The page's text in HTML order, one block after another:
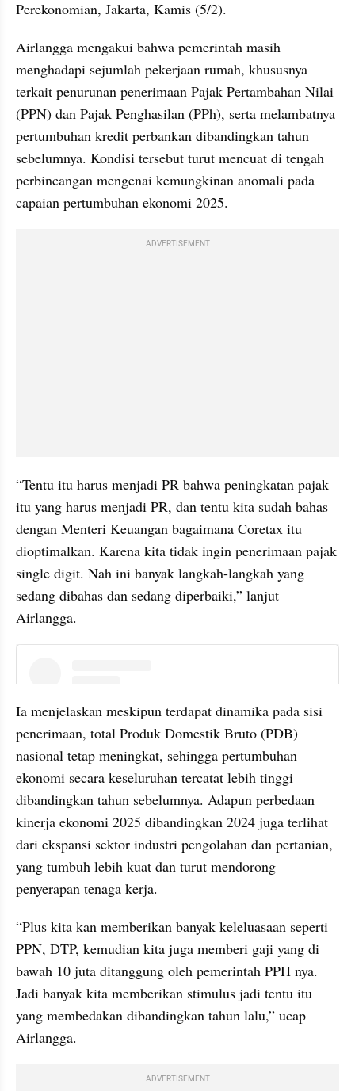
Perekonomian, Jakarta, Kamis (5/2).
Airlangga mengakui bahwa pemerintah masih
menghadapi sejumlah pekerjaan rumah, khususnya
terkait penurunan penerimaan Pajak Pertambahan Nilai
(PPN) dan Pajak Penghasilan (PPh), serta melambatnya
pertumbuhan kredit perbankan dibandingkan tahun
sebelumnya. Kondisi tersebut turut mencuat di tengah
perbincangan mengenai kemungkinan anomali pada
capaian pertumbuhan ekonomi 2025.
ADVERTISEMENT
“Tentu itu harus menjadi PR bahwa peningkatan pajak
itu yang harus menjadi PR, dan tentu kita sudah bahas
dengan Menteri Keuangan bagaimana Coretax itu
dioptimalkan. Karena kita tidak ingin penerimaan pajak
single digit. Nah ini banyak langkah-langkah yang
sedang dibahas dan sedang diperbaiki,” lanjut
Airlangga.
Ia menjelaskan meskipun terdapat dinamika pada sisi
penerimaan, total Produk Domestik Bruto (PDB)
nasional tetap meningkat, sehingga pertumbuhan
ekonomi secara keseluruhan tercatat lebih tinggi
dibandingkan tahun sebelumnya. Adapun perbedaan
kinerja ekonomi 2025 dibandingkan 2024 juga terlihat
dari ekspansi sektor industri pengolahan dan pertanian,
yang tumbuh lebih kuat dan turut mendorong
penyerapan tenaga kerja.
“Plus kita kan memberikan banyak keleluasaan seperti
PPN, DTP, kemudian kita juga memberi gaji yang di
bawah 10 juta ditanggung oleh pemerintah PPH nya.
Jadi banyak kita memberikan stimulus jadi tentu itu
yang membedakan dibandingkan tahun lalu,” ucap
Airlangga.
ADVERTISEMENT